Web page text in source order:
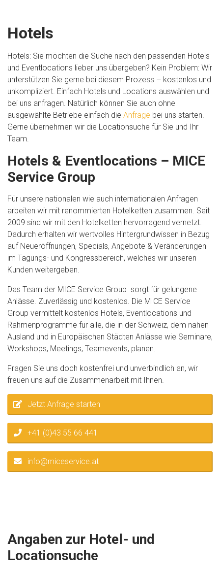
Hotels
Hotels: Sie möchten die Suche nach den passenden Hotels
und Eventlocations lieber uns übergeben? Kein Problem: Wir
unterstützen Sie gerne bei diesem Prozess – kostenlos und
unkompliziert. Einfach Hotels und Locations auswählen und
bei uns anfragen. Natürlich können Sie auch ohne
ausgewählte Betriebe einfach die Anfrage bei uns starten.
Gerne übernehmen wir die Locationsuche für Sie und Ihr
Team.
Hotels & Eventlocations – MICE
Service Group
Für unsere nationalen wie auch internationalen Anfragen
arbeiten wir mit renommierten Hotelketten zusammen. Seit
2009 sind wir mit den Hotelketten hervorragend vernetzt.
Dadurch erhalten wir wertvolles Hintergrundwissen in Bezug
auf Neueröffnungen, Specials, Angebote & Veränderungen
im Tagungs- und Kongressbereich, welches wir unseren
Kunden weitergeben.
Das Team der MICE Service Group sorgt für gelungene
Anlässe. Zuverlässig und kostenlos. Die MICE Service
Group vermittelt kostenlos Hotels, Eventlocations und
Rahmenprogramme für alle, die in der Schweiz, dem nahen
Ausland und in Europäischen Städten Anlässe wie Seminare,
Workshops, Meetings, Teamevents, planen.
Fragen Sie uns doch kostenfrei und unverbindlich an, wir
freuen uns auf die Zusammenarbeit mit Ihnen.
Jetzt Anfrage starten
+41 (0)43 55 66 441
info@miceservice.at
Angaben zur Hotel- und
Locationsuche